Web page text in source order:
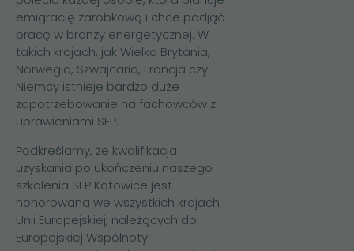
emigrację zarobkową i chce podjąć
pracę w branży energetycznej. W
takich krajach, jak Wielka Brytania,
Norwegia, Szwajcaria, Francja czy
Niemcy istnieje bardzo duże
zapotrzebowanie na fachowców z
uprawieniami SEP.
Podkreślamy, że kwalifikacja
uzyskania po ukończeniu naszego
szkolenia SEP Katowice jest
honorowana we wszystkich krajach
Unii Europejskiej, należących do
Europejskiej Wspólnoty